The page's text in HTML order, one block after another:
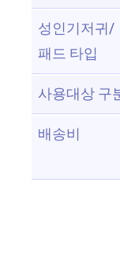
성인기저귀/
패드 타입
사용대상 구
배송비